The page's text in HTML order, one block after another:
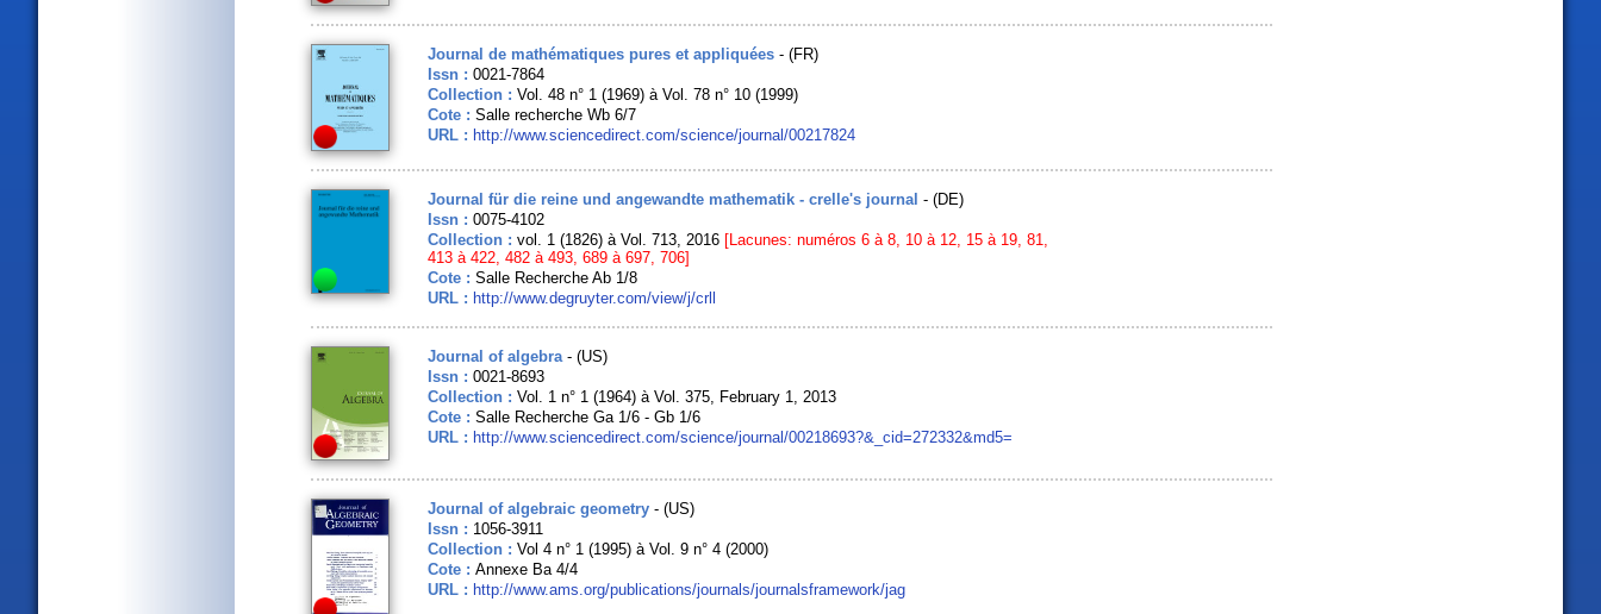
Journal de mathématiques pures et appliquées- (FR)
Issn : 0021-7864
Collection : Vol. 48 n° 1 (1969) à Vol. 78 n° 10 (1999)
Cote : Salle recherche Wb 6/7
URL : http://www.sciencedirect.com/science/journal/00217824
Journal für die reine und angewandte mathematik - crelle's journal - (DE)
Issn : 0075-4102
Collection : vol. 1 (1826) à Vol. 713, 2016 [Lacunes: numéros 6 à 8, 10 à 12, 15 à 19, 81,
413 à 422, 482 à 493, 689 à 697, 706]
Cote : Salle Recherche Ab 1/8
URL : http://www.degruyter.com/view/j/crll
Journal of algebra- (US)
Issn : 0021-8693
Collection : Vol. 1 n° 1 (1964) à Vol. 375, February 1, 2013
Cote : Salle Recherche Ga 1/6 - Gb 1/6
URL : http://www.sciencedirect.com/science/journal/00218693?&_cid=272332&md5=
Journal of algebraic geometry- (US)
Issn : 1056-3911
Collection : Vol 4 n° 1 (1995) à Vol. 9 n° 4 (2000)
Cote : Annexe Ba 4/4
URL : http://www.ams.org/publications/journals/journalsframework/jag